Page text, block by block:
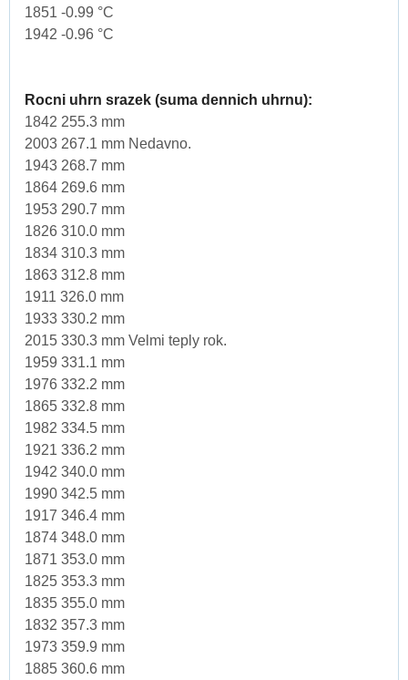
1851 -0.99 °C
1942 -0.96 °C
Rocni uhrn srazek (suma dennich uhrnu):
1842 255.3 mm
2003 267.1 mm Nedavno.
1943 268.7 mm
1864 269.6 mm
1953 290.7 mm
1826 310.0 mm
1834 310.3 mm
1863 312.8 mm
1911 326.0 mm
1933 330.2 mm
2015 330.3 mm Velmi teply rok.
1959 331.1 mm
1976 332.2 mm
1865 332.8 mm
1982 334.5 mm
1921 336.2 mm
1942 340.0 mm
1990 342.5 mm
1917 346.4 mm
1874 348.0 mm
1871 353.0 mm
1825 353.3 mm
1835 355.0 mm
1832 357.3 mm
1973 359.9 mm
1885 360.6 mm